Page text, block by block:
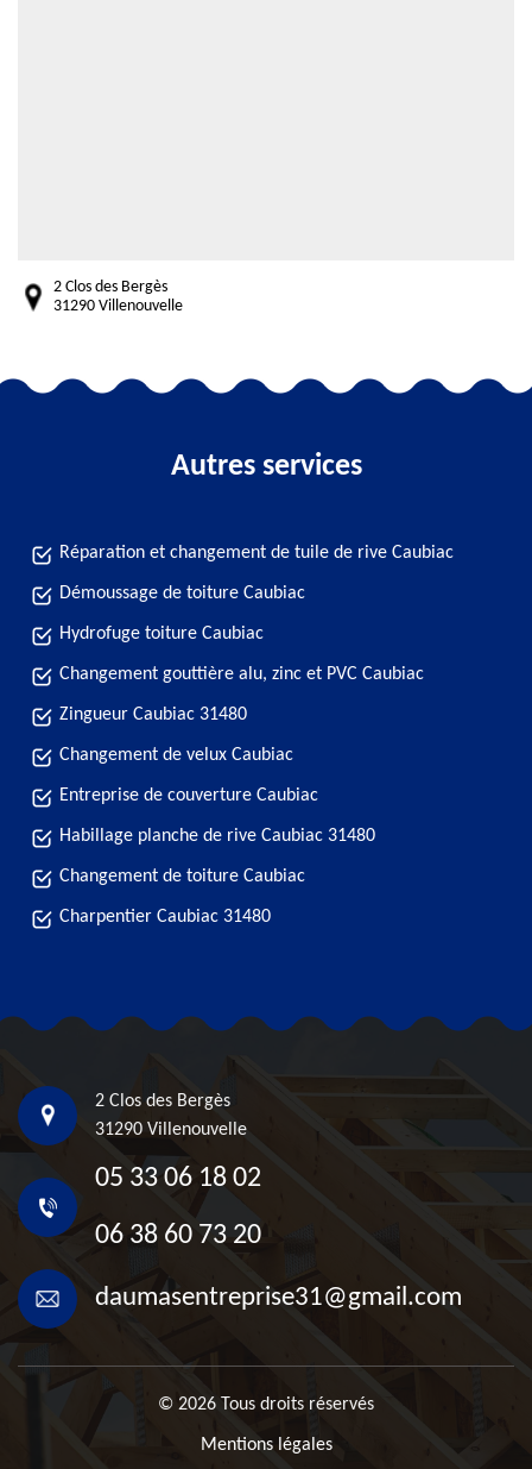
2 Clos des Bergès
31290 Villenouvelle
Autres services
Réparation et changement de tuile de rive Caubiac
Démoussage de toiture Caubiac
Hydrofuge toiture Caubiac
Changement gouttière alu, zinc et PVC Caubiac
Zingueur Caubiac 31480
Changement de velux Caubiac
Entreprise de couverture Caubiac
Habillage planche de rive Caubiac 31480
Changement de toiture Caubiac
Charpentier Caubiac 31480
2 Clos des Bergès
31290 Villenouvelle
05 33 06 18 02
06 38 60 73 20
daumasentreprise31@gmail.com
© 2026 Tous droits réservés
Mentions légales